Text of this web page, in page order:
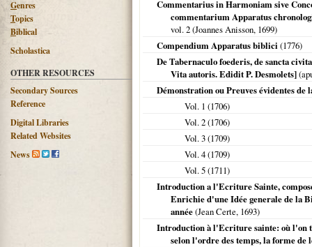
Genres
Topics
Biblical
Scholastica
OTHER RESOURCES
Secondary Sources
Reference
Digital Libraries
Related Websites
News
Commentarius in Harmoniam sive
commentarium Apparatus
vol. 2 (Joannes Anisson, 1699)
Compendium Apparatus biblici (1776)
De Tabernaculo foederis, de sancta
Vita autoris. Edidit P. Desmolets]
Démonstration ou Preuves évidentes
Vol. 1 (1706)
Vol. 2 (1706)
Vol. 3 (1709)
Vol. 4 (1709)
Vol. 5 (1711)
Introduction a l'Ecriture Sainte,
Enrichie d'une Idée generale de la
année(Jean Certe, 1693)
Introduction à l'Ecriture sainte: où l'on
selon l'ordre des temps, la forme de